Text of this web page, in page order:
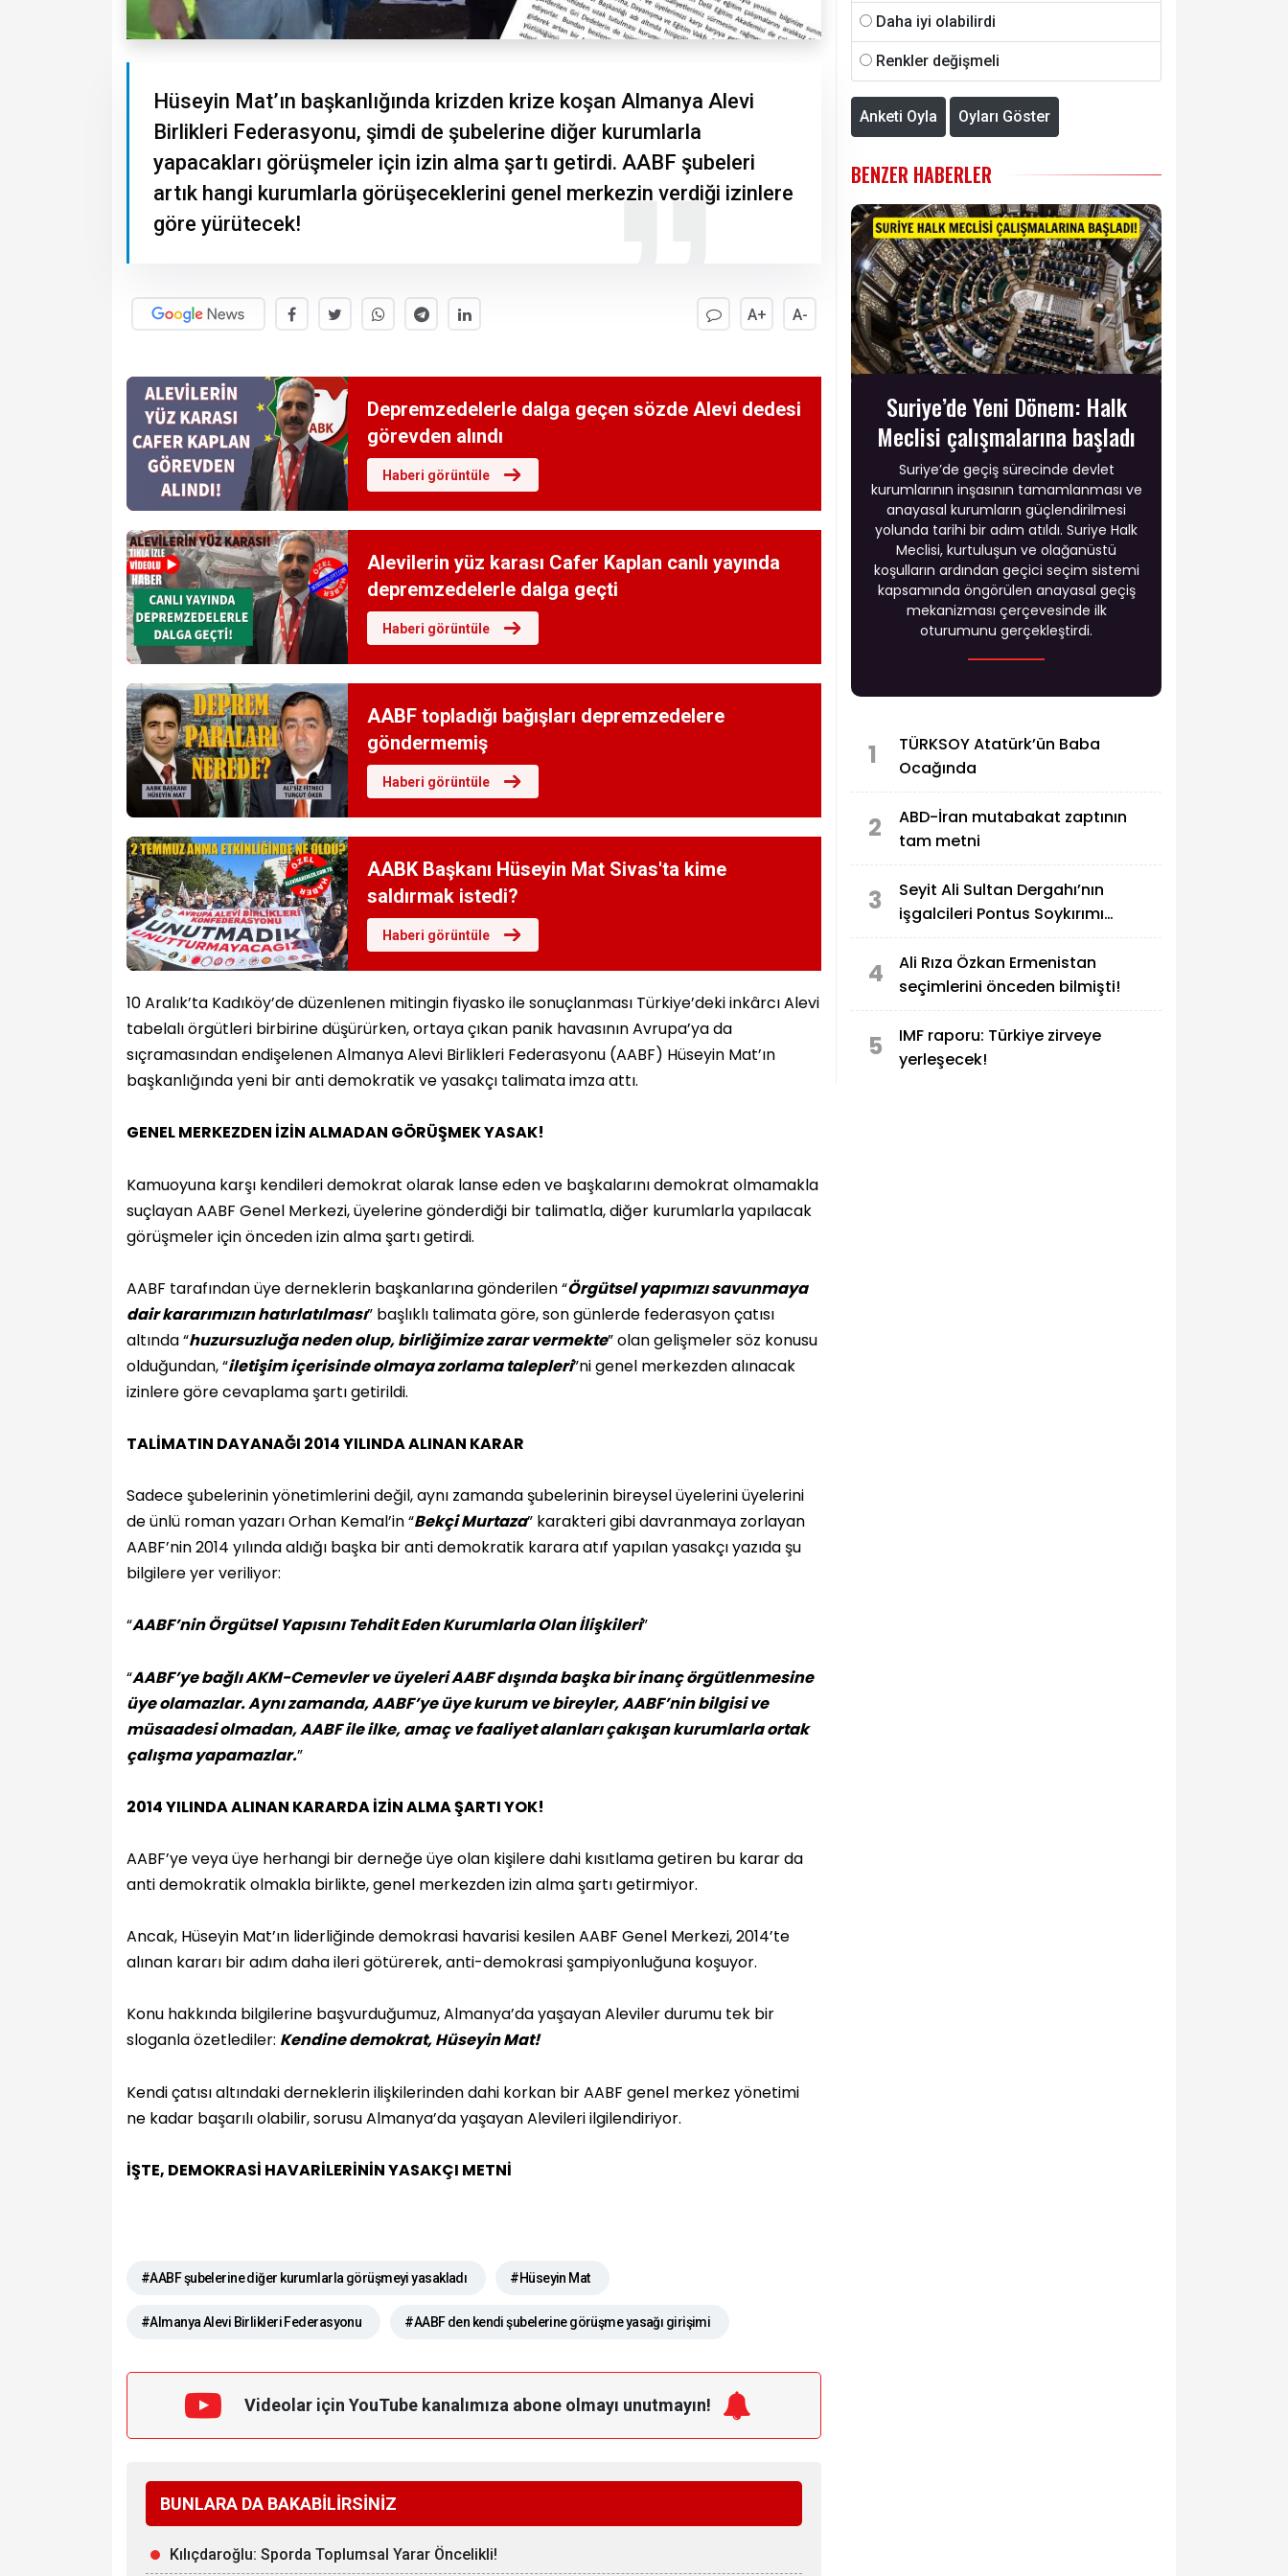
Hüseyin Mat’ın başkanlığında krizden krize koşan Almanya Alevi
Birlikleri Federasyonu, şimdi de şubelerine diğer kurumlarla
yapacakları görüşmeler için izin alma şartı getirdi. AABF şubeleri
artık hangi kurumlarla görüşeceklerini genel merkezin verdiği izinlere
göre yürütecek!
A+ A-
Depremzedelerle dalga geçen sözde Alevi dedesi
görevden alındı
Haberi görüntüle
Alevilerin yüz karası Cafer Kaplan canlı yayında
depremzedelerle dalga geçti
Haberi görüntüle
AABF topladığı bağışları depremzedelere
göndermemiş
Haberi görüntüle
AABK Başkanı Hüseyin Mat Sivas'ta kime
saldırmak istedi?
Haberi görüntüle
10 Aralık’ta Kadıköy’de düzenlenen mitingin fiyasko ile sonuçlanması Türkiye’deki inkârcı Alevi
tabelalı örgütleri birbirine düşürürken, ortaya çıkan panik havasının Avrupa’ya da
sıçramasından endişelenen Almanya Alevi Birlikleri Federasyonu (AABF) Hüseyin Mat’ın
başkanlığında yeni bir anti demokratik ve yasakçı talimata imza attı.
GENEL MERKEZDEN İZİN ALMADAN GÖRÜŞMEK YASAK!
Kamuoyuna karşı kendileri demokrat olarak lanse eden ve başkalarını demokrat olmamakla
suçlayan AABF Genel Merkezi, üyelerine gönderdiği bir talimatla, diğer kurumlarla yapılacak
görüşmeler için önceden izin alma şartı getirdi.
AABF tarafından üye derneklerin başkanlarına gönderilen “Örgütsel yapımızı savunmaya
dair kararımızın hatırlatılması” başlıklı talimata göre, son günlerde federasyon çatısı
altında “huzursuzluğa neden olup, birliğimize zarar vermekte” olan gelişmeler söz konusu
olduğundan, “iletişim içerisinde olmaya zorlama talepleri”ni genel merkezden alınacak
izinlere göre cevaplama şartı getirildi.
TALİMATIN DAYANAĞI 2014 YILINDA ALINAN KARAR
Sadece şubelerinin yönetimlerini değil, aynı zamanda şubelerinin bireysel üyelerini üyelerini
de ünlü roman yazarı Orhan Kemal’in “Bekçi Murtaza” karakteri gibi davranmaya zorlayan
AABF’nin 2014 yılında aldığı başka bir anti demokratik karara atıf yapılan yasakçı yazıda şu
bilgilere yer veriliyor:
“AABF’nin Örgütsel Yapısını Tehdit Eden Kurumlarla Olan İlişkileri”
“AABF’ye bağlı AKM-Cemevler ve üyeleri AABF dışında başka bir inanç örgütlenmesine
üye olamazlar. Aynı zamanda, AABF’ye üye kurum ve bireyler, AABF’nin bilgisi ve
müsaadesi olmadan, AABF ile ilke, amaç ve faaliyet alanları çakışan kurumlarla ortak
çalışma yapamazlar.”
2014 YILINDA ALINAN KARARDA İZİN ALMA ŞARTI YOK!
AABF’ye veya üye herhangi bir derneğe üye olan kişilere dahi kısıtlama getiren bu karar da
anti demokratik olmakla birlikte, genel merkezden izin alma şartı getirmiyor.
Ancak, Hüseyin Mat’ın liderliğinde demokrasi havarisi kesilen AABF Genel Merkezi, 2014’te
alınan kararı bir adım daha ileri götürerek, anti-demokrasi şampiyonluğuna koşuyor.
Konu hakkında bilgilerine başvurduğumuz, Almanya’da yaşayan Aleviler durumu tek bir
sloganla özetlediler: Kendine demokrat, Hüseyin Mat!
Kendi çatısı altındaki derneklerin ilişkilerinden dahi korkan bir AABF genel merkez yönetimi
ne kadar başarılı olabilir, sorusu Almanya’da yaşayan Alevileri ilgilendiriyor.
İŞTE, DEMOKRASİ HAVARİLERİNİN YASAKÇI METNİ
#AABF şubelerine diğer kurumlarla görüşmeyi yasakladı #Hüseyin Mat
#Almanya Alevi Birlikleri Federasyonu #AABF den kendi şubelerine görüşme yasağı girişimi
Videolar için YouTube kanalımıza abone olmayı unutmayın!
BUNLARA DA BAKABİLİRSİNİZ
Kılıçdaroğlu: Sporda Toplumsal Yarar Öncelikli!
Daha iyi olabilirdi
Renkler değişmeli
Anketi Oyla Oyları Göster
BENZER HABERLER
Suriye’de Yeni Dönem: Halk
Meclisi çalışmalarına başladı
Suriye’de geçiş sürecinde devlet
kurumlarının inşasının tamamlanması ve
anayasal kurumların güçlendirilmesi
yolunda tarihi bir adım atıldı. Suriye Halk
Meclisi, kurtuluşun ve olağanüstü
koşulların ardından geçici seçim sistemi
kapsamında öngörülen anayasal geçiş
mekanizması çerçevesinde ilk
oturumunu gerçekleştirdi.
1
TÜRKSOY Atatürk’ün Baba
Ocağında
2
ABD-İran mutabakat zaptının
tam metni
3
Seyit Ali Sultan Dergahı’nın
işgalcileri Pontus Soykırımı
4
Ali Rıza Özkan Ermenistan
seçimlerini önceden bilmişti!
5
IMF raporu: Türkiye zirveye
yerleşecek!